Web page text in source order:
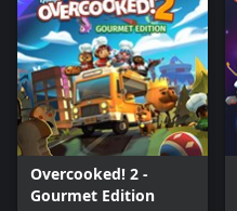
Overcooked! 2 -
Gourmet Edition